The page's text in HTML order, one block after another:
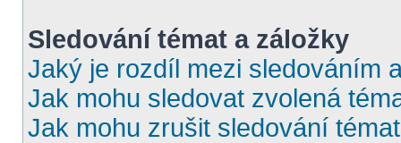
Sledování témat a záložky
Jaký je rozdíl mezi sledováním
Jak mohu sledovat zvolená
Jak mohu zrušit sledování